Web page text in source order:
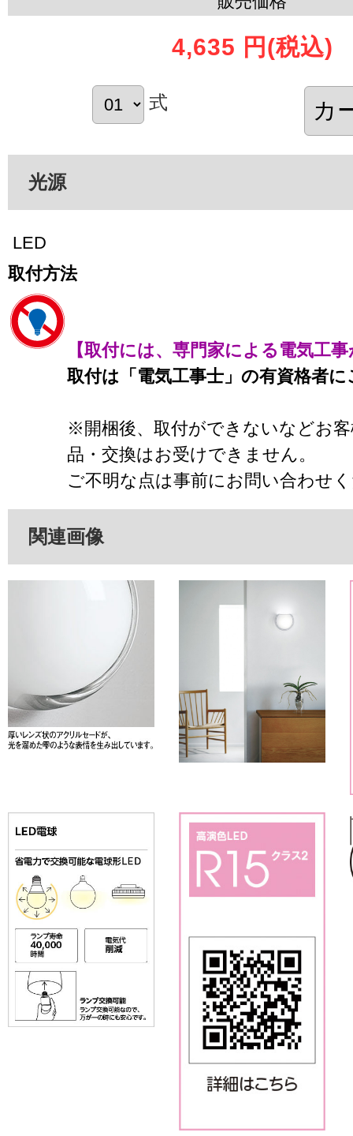
4,635 円 (税込)
式
光源
LED
取付方法
【取付には、専門家による電気工
取付は「電気工事士」の有資格者
※開梱後、取付ができないなどお
品・交換はお受けできません。
ご不明な点は事前にお問い合わせ
関連画像